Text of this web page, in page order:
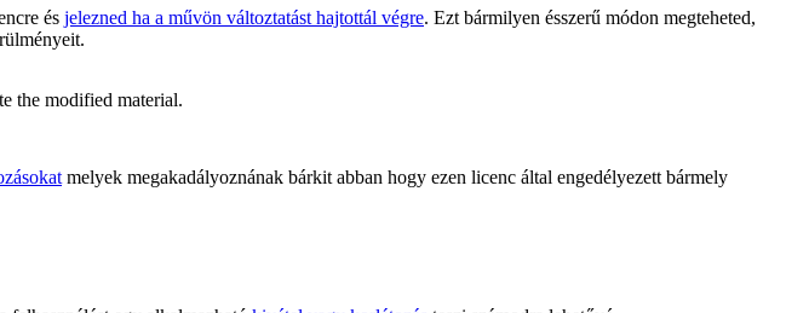
és jelezned ha a művön változtatást hajtottál végre. Ezt bármilyen ésszerű módon megteheted,
the modified material.
melyek megakadályoznának bárkit abban hogy ezen licenc által engedélyezett bármely